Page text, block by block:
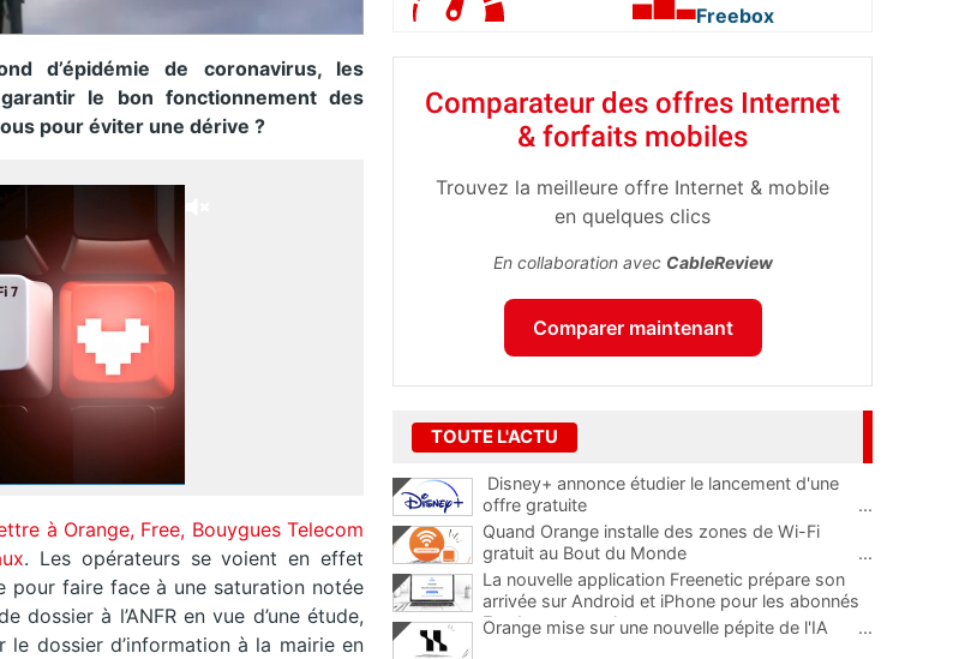
d’épidémie de coronavirus, les
le bon fonctionnement des
pour éviter une dérive ?
à Orange, Free, Bouygues Telecom
. Les opérateurs se voient en effet
pour faire face à une saturation notée
dossier à l’ANFR en vue d’une étude,
le dossier d’information à la mairie en
Freebox
Comparateur des offres Internet
& forfaits mobiles
Trouvez la meilleure offre Internet & mobile
en quelques clics
En collaboration avec CableReview
Comparer maintenant
TOUTE L'ACTU
Disney+ annonce étudier le lancement d'une
offre gratuite
...
Quand Orange installe des zones de Wi-Fi
gratuit au Bout du Monde
...
La nouvelle application Freenetic prépare son
arrivée sur Android et iPhone pour les abonnés
Freebox, testez la
Orange mise sur une nouvelle pépite de l'IA ...